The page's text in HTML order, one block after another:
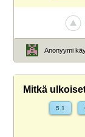
Anonyymi
Mitkä
5.1